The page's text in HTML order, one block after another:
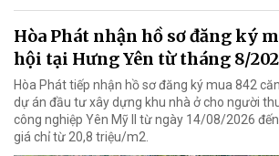
Hòa Phát nhận hồ sơ đăng ký
hội tại Hưng Yên từ tháng 8/
Hòa Phát tiếp nhận hồ sơ đăng ký mua 842
dự án đầu tư xây dựng khu nhà ở cho người
công nghiệp Yên Mỹ II từ ngày 14/08/2026
giá chỉ từ 20,8 triệu/m2.